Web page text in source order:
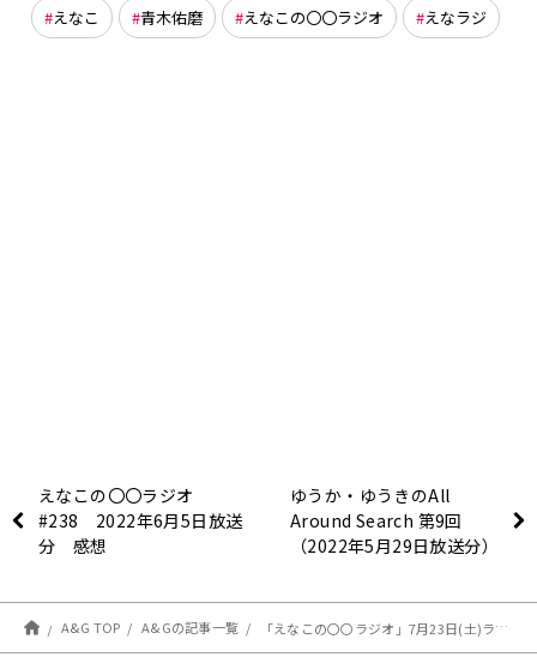
えなこ 青木佑磨 えなこの〇〇ラジオ えなラジ
えなこの〇〇ラジオ
#238 2022年6月5日放送
分 感想
ゆうか・ゆうきのAll
Around Search 第9回
（2022年5月29日放送分）
A&G TOP A&Gの記事一覧 「えなこの〇〇ラジオ」7月23日(土)ライブイベント開催決定!!チケット販売開始!!